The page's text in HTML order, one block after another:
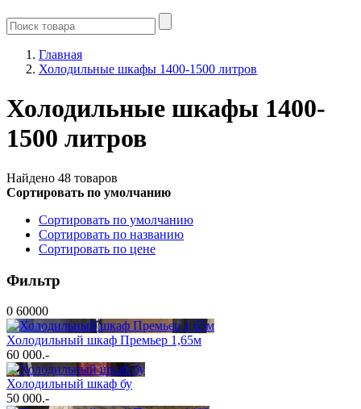
Главная
Холодильные шкафы 1400-1500 литров
Холодильные шкафы 1400-
1500 литров
Найдено 48 товаров
Сортировать по умолчанию
Сортировать по умолчанию
Сортировать по названию
Сортировать по цене
Фильтр
0 60000
Холодильный шкаф Премьер 1,65м
60 000.-
Холодильный шкаф бу
50 000.-